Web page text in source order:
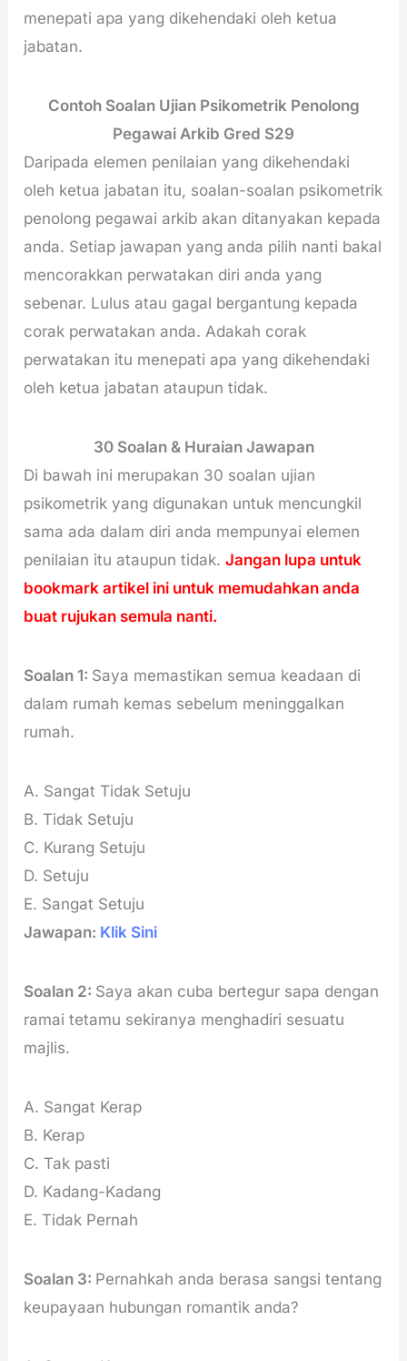
menepati apa yang dikehendaki oleh ketua
jabatan.
Contoh Soalan Ujian PsikometrikPenolong
Pegawai Arkib Gred S29
Daripada elemen penilaian yang dikehendaki
oleh ketua jabatan itu, soalan-soalan psikometrik
penolong pegawai arkib akan ditanyakan kepada
anda. Setiap jawapan yang anda pilih nanti bakal
mencorakkan perwatakan diri anda yang
sebenar. Lulus atau gagal bergantung kepada
corak perwatakan anda. Adakah corak
perwatakan itu menepati apa yang dikehendaki
oleh ketua jabatan ataupun tidak.
30 Soalan & Huraian Jawapan
Di bawah ini merupakan 30 soalan ujian
psikometrik yang digunakan untuk mencungkil
sama ada dalam diri anda mempunyai elemen
penilaian itu ataupun tidak.Jangan lupa untuk
bookmark artikel ini untuk memudahkan anda
buat rujukan semula nanti.
Soalan 1: Saya memastikan semua keadaan di
dalam rumah kemas sebelum meninggalkan
rumah.
A. Sangat Tidak Setuju
B. Tidak Setuju
C. Kurang Setuju
D. Setuju
E. Sangat Setuju
Jawapan: Klik Sini
Soalan 2: Saya akan cuba bertegur sapa dengan
ramai tetamu sekiranya menghadiri sesuatu
majlis.
A. Sangat Kerap
B. Kerap
C. Tak pasti
D. Kadang-Kadang
E. Tidak Pernah
Soalan 3: Pernahkah anda berasa sangsi tentang
keupayaan hubungan romantik anda?